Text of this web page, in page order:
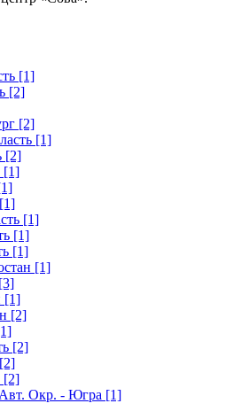
[1]
[2]
[2]
[1]
[2]
[1]
[1]
[1]
[1]
[1]
[1]
[2]
[2]
[2]
Окр. - Югра [1]